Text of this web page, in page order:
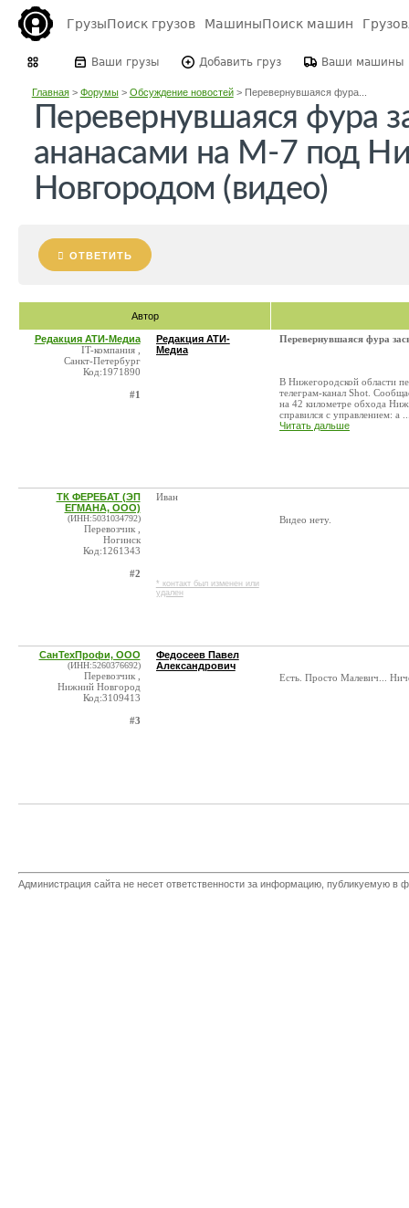
ГрузыПоиск грузов МашиныПоиск машин
Ваши грузы Добавить груз Ваши машины
Главная> Форумы> Обсуждение новостей> Перевернувшаяся фура...
Перевернувшаяся фура
ананасами на М-7 под
Новгородом (видео)
ОТВЕТИТЬ
Автор
Редакция АТИ-Медиа
IT-компания ,
Санкт-Петербург
Код:1971890
#1
Редакция АТИ-
Медиа
Перевернувшаяся фура
В Нижегородской области
телеграм-канал Shot.
на 42 километре обхода
справился с управлением: а
Читать дальше
ТК ФЕРЕБАТ (ЭП
ЕГМАНА, ООО)
(ИНН:5031034792)
Перевозчик ,
Ногинск
Код:1261343
#2
Иван
* контакт был изменен или
удален
Видео нету.
СанТехПрофи, ООО
(ИНН:5260376692)
Перевозчик ,
Нижний Новгород
Код:3109413
#3
Федосеев Павел
Александрович
Есть. Просто Малевич...
Администрация сайта не несет ответственности за информацию, публикуемую